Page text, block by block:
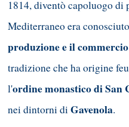
1814, diventò capoluogo
Mediterraneo era
produzione e il
tradizione che ha origine
l'ordine monastico di San
nei dintorni di Gavenola.